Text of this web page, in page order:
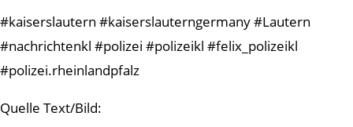
#kaiserslautern #kaiserslauterngermany #Lautern
#nachrichtenkl #polizei #polizeikl #felix_polizeikl
#polizei.rheinlandpfalz
Quelle Text/Bild: